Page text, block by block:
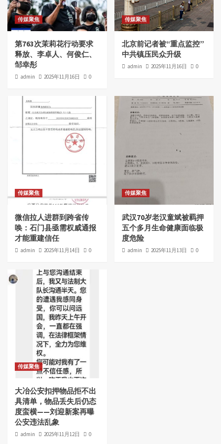
传媒聚焦
第763次茉莉花行动要求
释放、李卓人、何俊仁、
邹幸彤
admin 2025年11月16日 0
传媒聚焦
北京前记者被“重点监控”
中共镇压民众升级
admin 2025年11月16日 0
传媒聚焦
微信拉人进群到跨省传
唤：石门县亟需权威通报
才能重建信任
admin 2025年11月14日 0
传媒聚焦
武汉70岁老汉童斌被羁押
五个多月生命健康面临极
度危险
admin 2025年11月13日 0
传媒聚焦
大冶公安扣押物品拒不出
具清单，物品丢失后仍态
度蛮横——刘迎新案再曝
公安违法乱象
admin 2025年11月12日 0